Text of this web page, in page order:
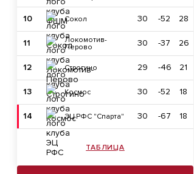
10 Сокол 30 -52 28
11
Локомотив-
Перово
30 -37 26
12 Строгино 29 -46 21
13 Космос 30 -52 18
14 ЭЦ РФС "Спарта" 30 -67 18
ТАБЛИЦА